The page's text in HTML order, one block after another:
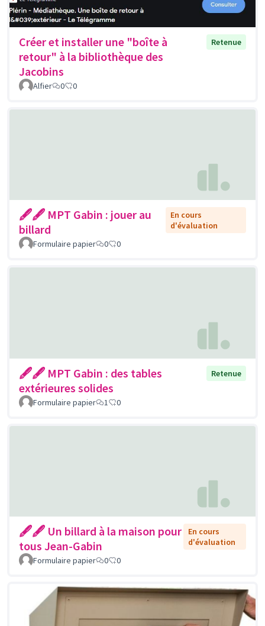
Créer et installer une "boîte à
retour" à la bibliothèque des
Jacobins
Retenue
Alfier 0 0
🖋🖋 MPT Gabin : jouer au
billard
En cours
d'évaluation
Formulaire papier
0 0
🖋🖋 MPT Gabin : des tables
extérieures solides
Retenue
Formulaire papier 1 0
🖋🖋 Un billard à la maison pour
tous Jean-Gabin
En cours
d'évaluation
Formulaire papier
0 0